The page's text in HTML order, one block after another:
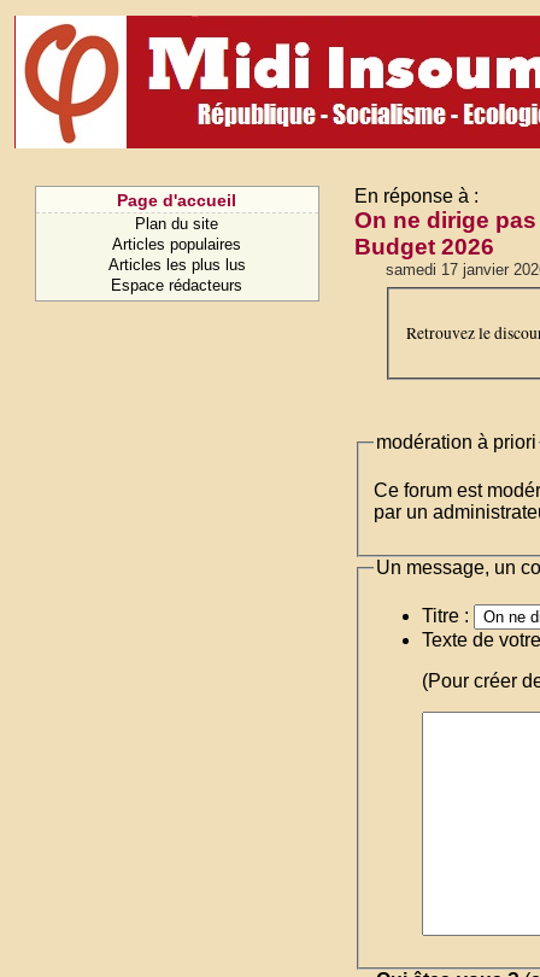
Page d'accueil
Plan du site
Articles populaires
Articles les plus lus
Espace rédacteurs
En réponse à :
On ne dirige
Budget 2026
samedi 17 janvier
Retrouvez le
modération à priori
Ce forum est
par un
Un message, un
Titre :
Texte de
(Pour créer